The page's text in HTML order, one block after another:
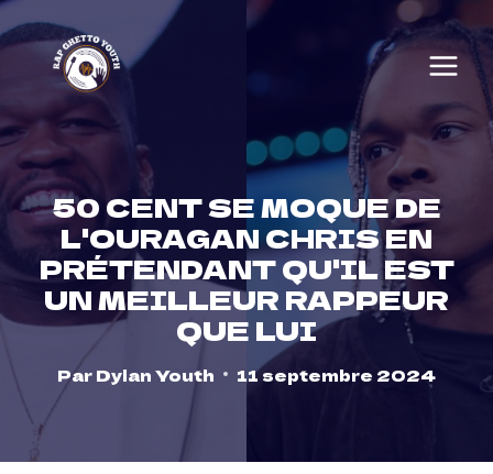
to
content
50 CENT SE MOQUE DE
L'OURAGAN CHRIS EN
PRÉTENDANT QU'IL EST
UN MEILLEUR RAPPEUR
QUE LUI
ParDylan Youth 11 septembre 2024